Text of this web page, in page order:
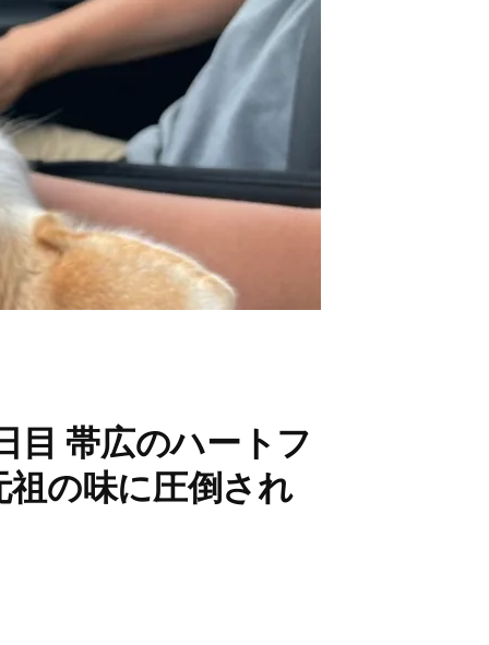
目 帯広のハートフ
の味に圧倒され